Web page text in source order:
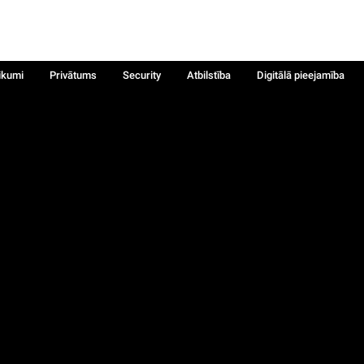
Privātums Security Atbilstība
Digitālā pieejamība